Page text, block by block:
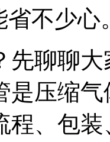
省不少心
先聊聊
是压缩
程、包